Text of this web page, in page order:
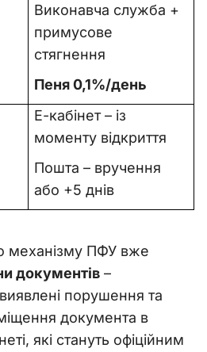
Виконавча служба +
примусове
стягнення
Пеня 0,1%/день
Е-кабінет – із
моменту відкриття
Пошта – вручення
або +5 днів
механізму ПФУ вже
документів –
порушення та
документа в
які стануть офіційним